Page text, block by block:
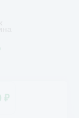
₽